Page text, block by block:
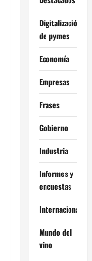
Digitalización
de pymes
Economía
Empresas
Frases
Gobierno
Industria
Informes y
encuestas
Internacional
Mundo del
vino